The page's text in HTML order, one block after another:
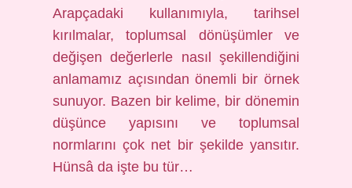
Arapçadaki kullanımıyla, tarihsel
kırılmalar, toplumsal dönüşümler ve
değişen değerlerle nasıl şekillendiğini
anlamamız açısından önemli bir örnek
sunuyor. Bazen bir kelime, bir dönemin
düşünce yapısını ve toplumsal
normlarını çok net bir şekilde yansıtır.
Hünsâ da işte bu tür…